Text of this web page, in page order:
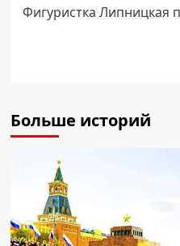
записи
Фигуристка Липницкая
Больше историй